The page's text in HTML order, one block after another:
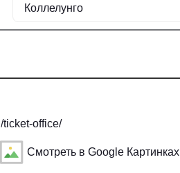
Коллелунго
ticket-office/
Смотреть в Google Картинках